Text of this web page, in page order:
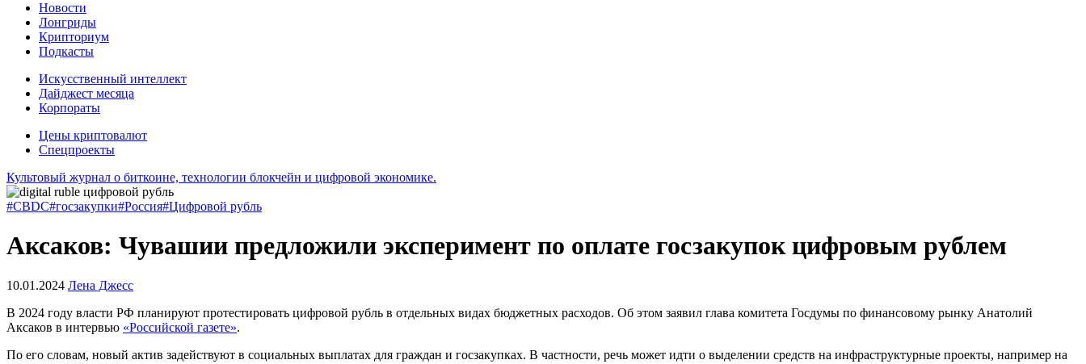
Новости
Лонгриды
Крипториум
Подкасты
Искусственный интеллект
Дайджест месяца
Корпораты
Цены криптовалют
Спецпроекты
Культовый журнал о биткоине, технологии блокчейн и цифровой экономике.
#CBDC#госзакупки#Россия#Цифровой рубль
Аксаков: Чувашии предложили эксперимент по оплате госзакупок цифровым рублем
10.01.2024 Лена Джесс
В 2024 году власти РФ планируют протестировать цифровой рубль в отдельных видах бюджетных расходов. Об этом заявил глава комитета Госдумы по финансовому рынку Анатолий
Аксаков в интервью «Российской газете».
По его словам, новый актив задействуют в социальных выплатах для граждан и госзакупках. В частности, речь может идти о выделении средств на инфраструктурные проекты, например на